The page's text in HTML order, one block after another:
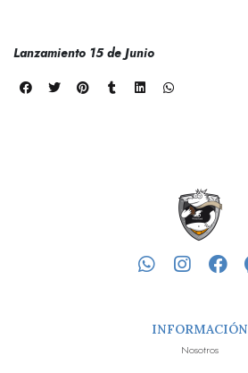
Lanzamiento 15 de Junio
INFORMACIÓN
Nosotros